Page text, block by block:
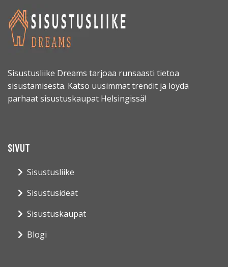
Sisustusliike Dreams tarjoaa runsaasti tietoa
sisustamisesta. Katso uusimmat trendit ja löydä
parhaat sisustuskaupat Helsingissä!
SIVUT
Sisustusliike
Sisustusideat
Sisustuskaupat
Blogi